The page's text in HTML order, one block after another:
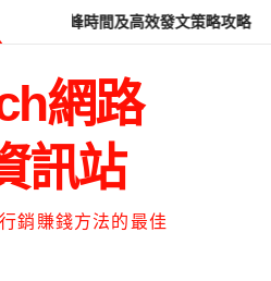
時間及高效發文策略攻略 如何
網路
訊站
銷賺錢方法的最佳